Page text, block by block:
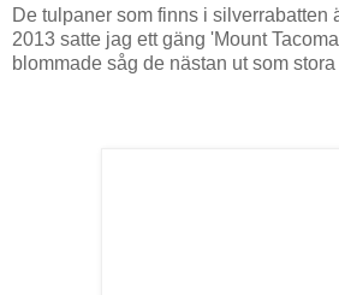
De tulpaner som finns i silverrabatten
2013 satte jag ett gäng 'Mount
blommade såg de nästan ut som